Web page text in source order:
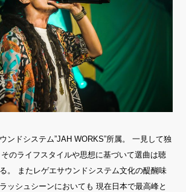
ンドシステム”JAH WORKS”所属。 一見して独
のライフスタイルや思想に基づいて選曲は聴
。 またレゲエサウンドシステム文化の醍醐味
ッシュシーンにおいても 現在日本で最高峰と